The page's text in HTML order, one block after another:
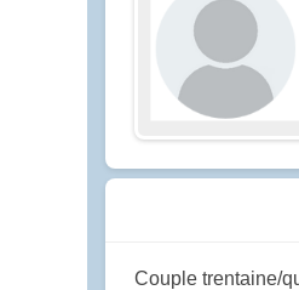
Couple trentaine/